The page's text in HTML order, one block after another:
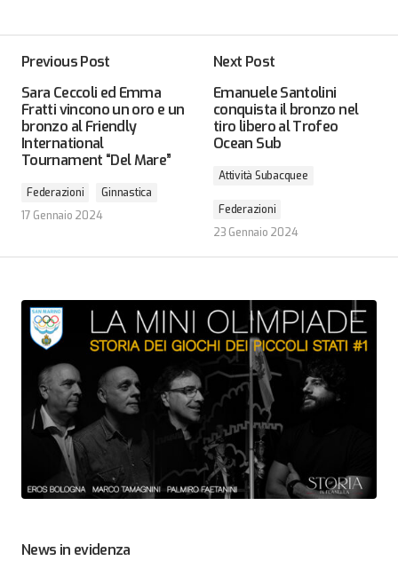
Previous Post
Sara Ceccoli ed Emma
Fratti vincono un oro e un
bronzo al Friendly
International
Tournament “Del Mare”
Federazioni
Ginnastica
17 Gennaio 2024
Next Post
Emanuele Santolini
conquista il bronzo nel
tiro libero al Trofeo
Ocean Sub
Attività Subacquee
Federazioni
23 Gennaio 2024
News in evidenza